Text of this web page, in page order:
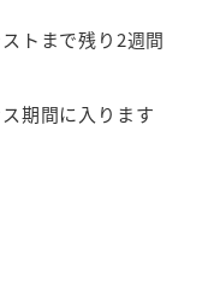
トまで残り2週間
期間に入ります